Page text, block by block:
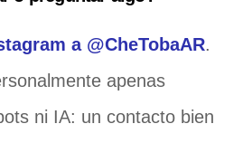
a @CheTobaAR.
apenas
ni IA: un contacto bien